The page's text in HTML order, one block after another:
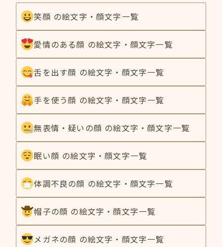
笑顔 の絵文字・顔文字一覧
愛情のある顔 の絵文字・顔文字一覧
舌を出す顔 の絵文字・顔文字一覧
手を使う顔 の絵文字・顔文字一覧
無表情・疑いの顔 の絵文字・顔文字一覧
眠い顔 の絵文字・顔文字一覧
体調不良の顔 の絵文字・顔文字一覧
帽子の顔 の絵文字・顔文字一覧
メガネの顔 の絵文字・顔文字一覧